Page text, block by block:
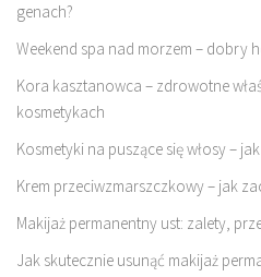
genach?
Weekend spa nad morzem – dobry
Kora kasztanowca – zdrowotne
kosmetykach
Kosmetyki na puszące się włosy –
Krem przeciwzmarszczkowy – jak
Makijaż permanentny ust: zalety,
Jak skutecznie usunąć makijaż